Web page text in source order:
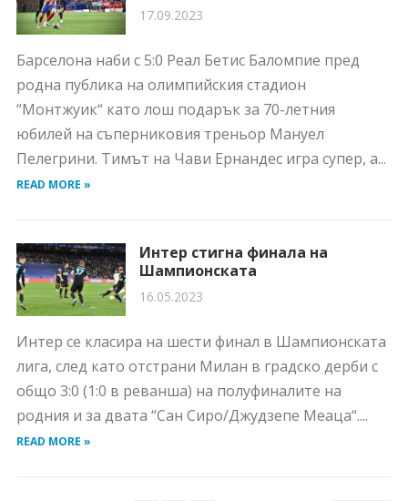
17.09.2023
Барселона наби с 5:0 Реал Бетис Баломпие пред
родна публика на олимпийския стадион
“Монтжуик“ като лош подарък за 70-летния
юбилей на съперниковия треньор Мануел
Пелегрини. Тимът на Чави Ернандес игра супер, а...
READ MORE »
Интер стигна финала на
Шампионската
16.05.2023
Интер се класира на шести финал в Шампионската
лига, след като отстрани Милан в градско дерби с
общо 3:0 (1:0 в реванша) на полуфиналите на
родния и за двата “Сан Сиро/Джудзепе Меаца“....
READ MORE »